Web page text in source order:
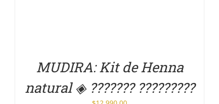
MUDIRA: Kit de Henna
natural ◈ ??????? ?????????